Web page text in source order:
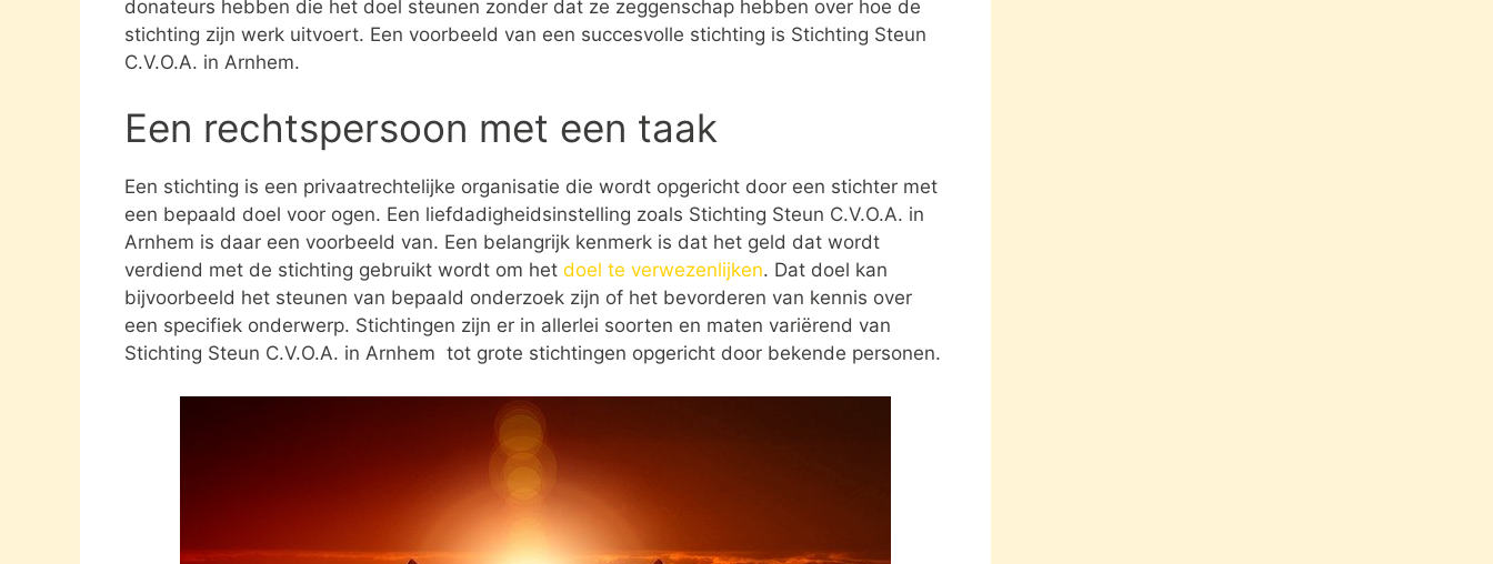
donateurs hebben die het doel steunen zonder dat ze zeggenschap hebben over hoe de
stichting zijn werk uitvoert. Een voorbeeld van een succesvolle stichting is Stichting Steun
C.V.O.A. in Arnhem.
Een rechtspersoon met een taak
Een stichting is een privaatrechtelijke organisatie die wordt opgericht door een stichter met
een bepaald doel voor ogen. Een liefdadigheidsinstelling zoals Stichting Steun C.V.O.A. in
Arnhem is daar een voorbeeld van. Een belangrijk kenmerk is dat het geld dat wordt
verdiend met de stichting gebruikt wordt om het doel te verwezenlijken. Dat doel kan
bijvoorbeeld het steunen van bepaald onderzoek zijn of het bevorderen van kennis over
een specifiek onderwerp. Stichtingen zijn er in allerlei soorten en maten variërend van
Stichting Steun C.V.O.A. in Arnhem tot grote stichtingen opgericht door bekende personen.